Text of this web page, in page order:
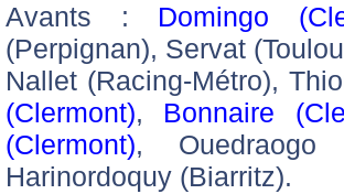
Avants : Domingo
(Perpignan), Servat
Nallet (Racing-Métro),
(Clermont), Bonnaire
(Clermont), Ouedraogo
Harinordoquy (Biarritz).